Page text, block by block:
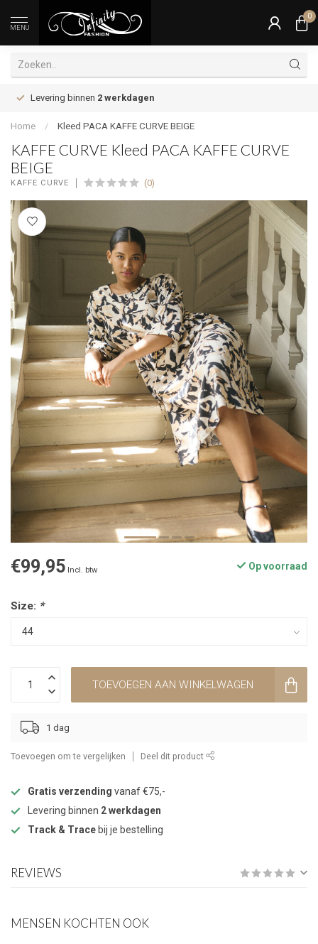
MENU
0
Levering binnen 2 werkdagen
Home / Kleed PACA KAFFE CURVE BEIGE
KAFFE CURVE Kleed PACA KAFFE CURVE
BEIGE
KAFFE CURVE (0)
€99,95 Incl. btw Op voorraad
Size: *
TOEVOEGEN AAN WINKELWAGEN
1 dag
Toevoegen om te vergelijken Deel dit product
Gratis verzending vanaf €75,-
Levering binnen 2 werkdagen
Track & Trace bij je bestelling
REVIEWS
MENSEN KOCHTEN OOK